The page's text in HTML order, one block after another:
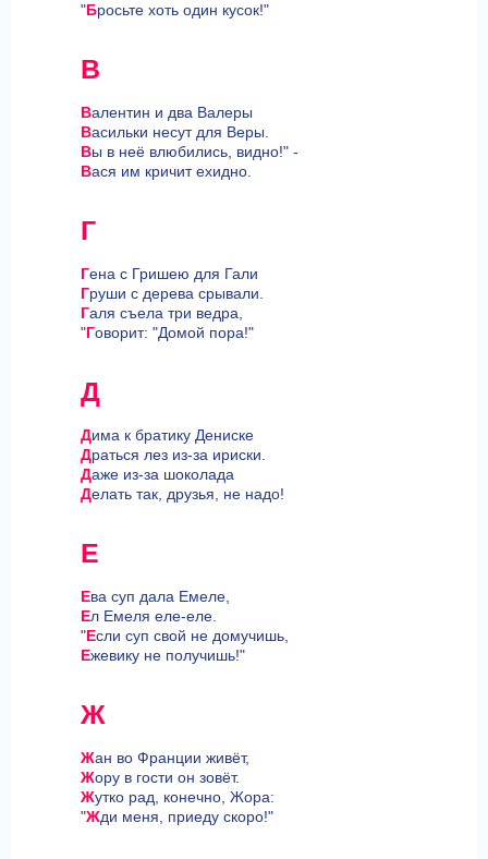
"Бросьте хоть один кусок!"
В
Валентин и два Валеры
Васильки несут для Веры.
Вы в неё влюбились, видно!" -
Вася им кричит ехидно.
Г
Гена с Гришею для Гали
Груши с дерева срывали.
Галя съела три ведра,
"Говорит: "Домой пора!"
Д
Дима к братику Дениске
Драться лез из-за ириски.
Даже из-за шоколада
Делать так, друзья, не надо!
Е
Ева суп дала Емеле,
Ел Емеля еле-еле.
"Если суп свой не домучишь,
Ежевику не получишь!"
Ж
Жан во Франции живёт,
Жору в гости он зовёт.
Жутко рад, конечно, Жора:
"Жди меня, приеду скоро!"